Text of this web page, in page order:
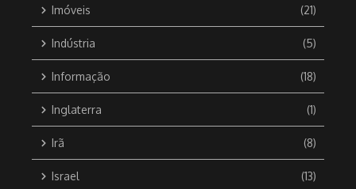
Imóveis (21)
Indústria (5)
Informação (18)
Inglaterra (1)
Irã (8)
Israel (13)